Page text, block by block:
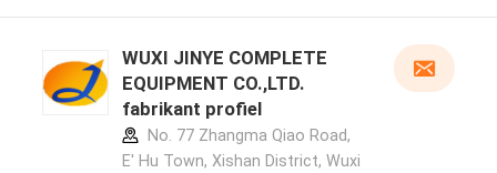
WUXI JINYE COMPLETE
EQUIPMENT CO.,LTD.
fabrikant profiel
No. 77 Zhangma Qiao Road,
E' Hu Town, Xishan District, Wuxi